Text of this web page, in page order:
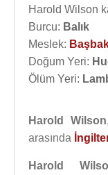
Harold Wilson
Burcu: Balık
Meslek:
Doğum Yeri:
Ölüm Yeri:
Harold Wilson
arasında
Harold